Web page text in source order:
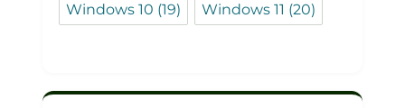
Windows 10 (19) Windows 11 (20)